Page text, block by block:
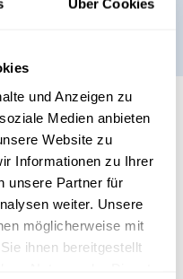
Über Cookies
und Anzeigen zu
Medien anbieten
Website zu
Informationen zu Ihrer
unsere Partner für
weiter. Unsere
möglicherweise mit
ihnen bereitgestellt
Patches
Patches bei Dutch
Lade einfach
mit unserem Upload-